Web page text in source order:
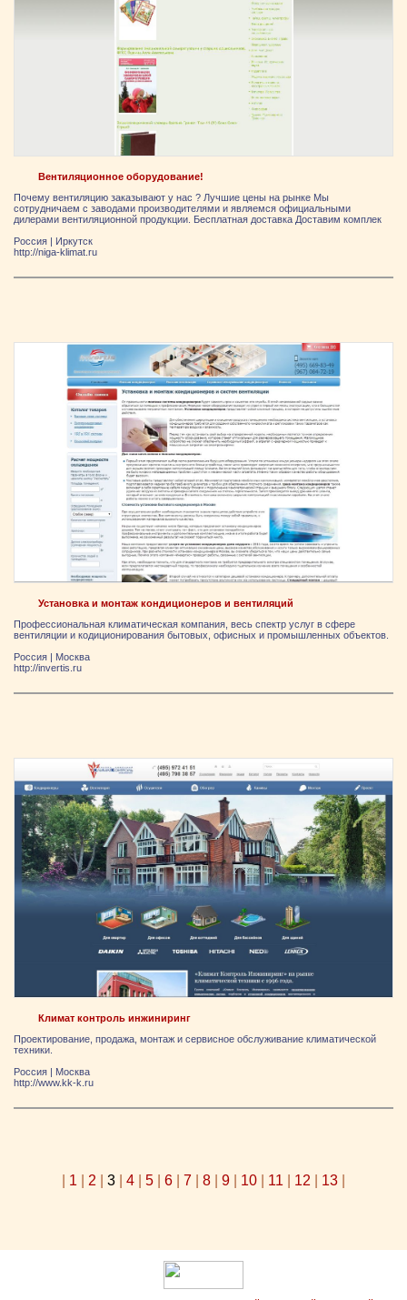
Вентиляционное оборудование!
Почему вентиляцию заказывают у нас ? Лучшие цены на рынке Мы
сотрудничаем с заводами производителями и являемся официальными
дилерами вентиляционной продукции. Бесплатная доставка Доставим комплек
Россия
Иркутск
http://niga-klimat.ru
Установка и монтаж кондиционеров и вентиляций
Профессиональная климатическая компания, весь спектр услуг в сфере
вентиляции и кодиционирования бытовых, офисных и промышленных объектов.
Россия | Москва
http://invertis.ru
Климат контроль инжиниринг
Проектирование, продажа, монтаж и сервисное обслуживание климатической
техники.
Россия
Москва
http://www.kk-k.ru
1 2 3 4 5 6 7 8 9 10 11 12 13